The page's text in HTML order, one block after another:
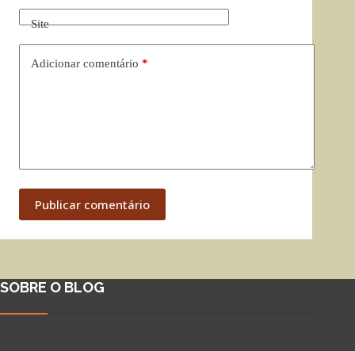
Site
Adicionar comentário *
Publicar comentário
SOBRE O BLOG